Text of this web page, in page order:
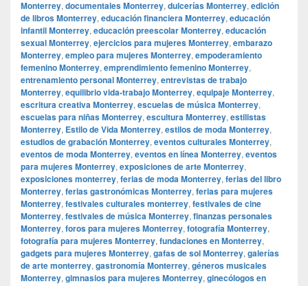
Monterrey, documentales Monterrey, dulcerías Monterrey, edición
de libros Monterrey, educación financiera Monterrey, educación
infantil Monterrey, educación preescolar Monterrey, educación
sexual Monterrey, ejercicios para mujeres Monterrey, embarazo
Monterrey, empleo para mujeres Monterrey, empoderamiento
femenino Monterrey, emprendimiento femenino Monterrey,
entrenamiento personal Monterrey, entrevistas de trabajo
Monterrey, equilibrio vida-trabajo Monterrey, equipaje Monterrey,
escritura creativa Monterrey, escuelas de música Monterrey,
escuelas para niñas Monterrey, escultura Monterrey, estilistas
Monterrey, Estilo de Vida Monterrey, estilos de moda Monterrey,
estudios de grabación Monterrey, eventos culturales Monterrey,
eventos de moda Monterrey, eventos en línea Monterrey, eventos
para mujeres Monterrey, exposiciones de arte Monterrey,
exposiciones monterrey, ferias de moda Monterrey, ferias del libro
Monterrey, ferias gastronómicas Monterrey, ferias para mujeres
Monterrey, festivales culturales monterrey, festivales de cine
Monterrey, festivales de música Monterrey, finanzas personales
Monterrey, foros para mujeres Monterrey, fotografía Monterrey,
fotografía para mujeres Monterrey, fundaciones en Monterrey,
gadgets para mujeres Monterrey, gafas de sol Monterrey, galerías
de arte monterrey, gastronomía Monterrey, géneros musicales
Monterrey, gimnasios para mujeres Monterrey, ginecólogos en